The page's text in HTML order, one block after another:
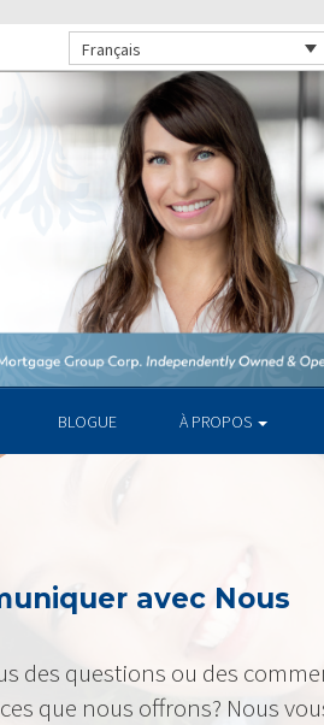
Français
BLOGUE À PROPOS
avec Nous
des questions ou des
que nous offrons? Nous